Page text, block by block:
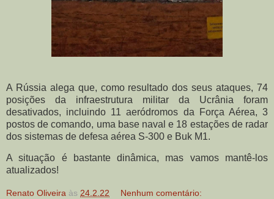
A Rússia alega que, como resultado dos seus ataques, 74
posições da infraestrutura militar da Ucrânia foram
desativados, incluindo 11 aeródromos da Força Aérea, 3
postos de comando, uma base naval e 18 estações de radar
dos sistemas de defesa aérea S-300 e Buk M1.
A situação é bastante dinâmica, mas vamos mantê-los
atualizados!
Renato Oliveira às 24.2.22 Nenhum comentário: